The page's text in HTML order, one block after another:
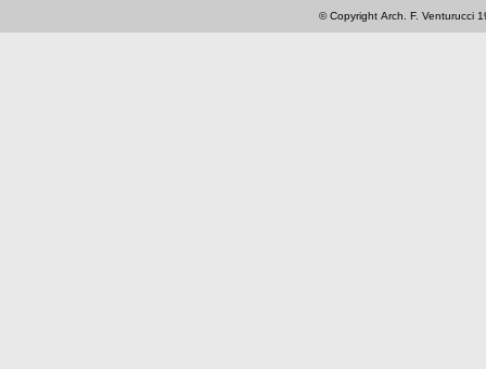
© Copyright Arch. F. Venturucci